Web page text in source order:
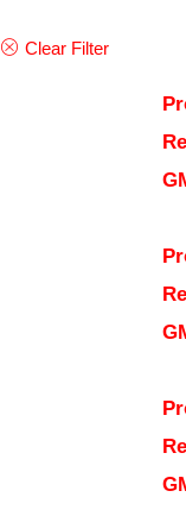
Clear Filter